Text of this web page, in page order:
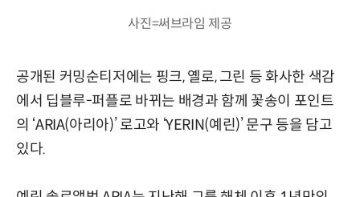
사진=써브라임 제공
공개된 커밍순티저에는 핑크, 옐로, 그린 등 화사한 색감
에서 딥블루-퍼플로 바뀌는 배경과 함께 꽃송이 포인트
의 ‘ARIA(아리아)’ 로고와 ‘YERIN(예린)’ 문구 등을 담고
있다.